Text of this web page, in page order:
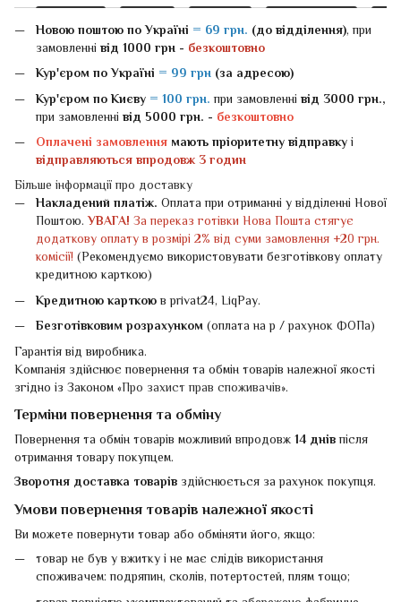
Новою поштоюпо Україні = 69 грн. (до відділення), при
замовленні від 1000 грн - безкоштовно
Кур'єром по Україні = 99 грн (за адресою)
Кур'єром по Києву = 100 грн. при замовленні від 3000 грн.,
при замовленні від 5000 грн. - безкоштовно
Оплачені замовлення мають пріоритетну відправкуі
відправляються впродовж 3 годин
Більше інформації про доставку
Накладений платіж. Оплата при отриманні у відділенні Нової
Поштою.УВАГА! За переказ готівки Нова Пошта стягує
додаткову оплату в розмірі 2% від суми замовлення +20 грн.
комісії! (Рекомендуємо використовувати безготівкову оплату
кредитною карткою)
Кредитною карткоюв privat24, LiqPay.
Безготівковим розрахунком(оплата на р / рахунок ФОПа)
Гарантія від виробника.
Компанія здійснює повернення та обмін товарів належної якості
згідно із Законом «Про захист прав споживачів».
Терміни повернення та обміну
Повернення та обмін товарів можливий впродовж14 днівпісля
отримання товару покупцем.
Зворотня доставка товарів здійснюється за рахунок покупця.
Умови повернення товарів належної якості
Ви можете повернути товар або обміняти його, якщо:
товар не був у вжитку і не має слідів використання
споживачем: подряпин, сколів, потертостей, плям тощо;